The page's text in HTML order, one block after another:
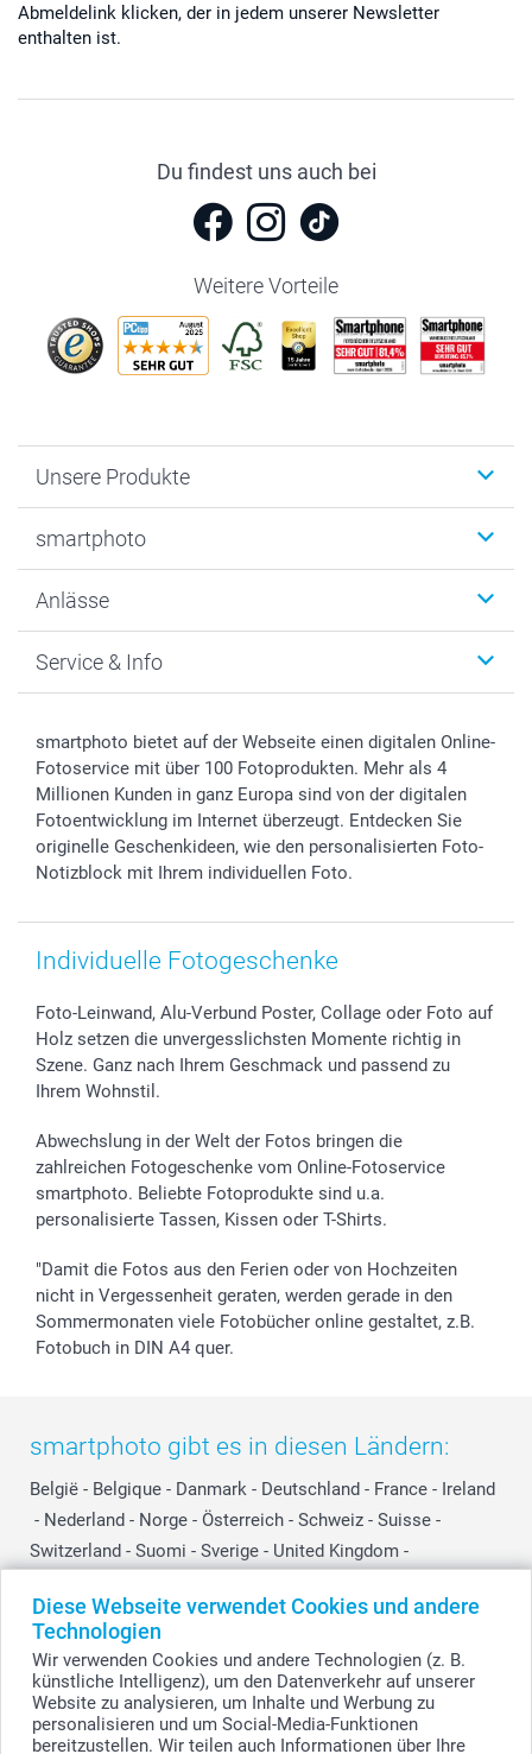
Diese Webseite verwendet Cookies und andere
Technologien
Wir verwenden Cookies und andere Technologien (z. B.
künstliche Intelligenz), um den Datenverkehr auf unserer
Website zu analysieren, um Inhalte und Werbung zu
personalisieren und um Social-Media-Funktionen
bereitzustellen. Wir teilen auch Informationen über Ihre
Abmeldelink klicken, der in jedem unserer Newsletter
enthalten ist.
Du findest uns auch bei
Weitere Vorteile
Unsere Produkte
Fotogeschenke
MyNameBook
Fotoabzüge, Fotos als Buch & Poster
Zubehör & Material
Foto-Kalender & Agenden
Sticker & Etiketten
Geschenk-Gutscheine (PDF)
smartphoto
Warum smartphoto
Datenschutz
Impressum
Presse
Partnerprogramme
Investor Relations
Widerrufsrecht
Anlässe
Neujahr
Muttertag
Vatertag
Kommunion & Konfirmation
Hochzeit
Geburtstag
Zu allen Anlässen
Service & Info
Anmelden /Registrieren
Preise und Versandkosten
Lieferfristen
72h Lieferung
Zahlungsmöglichkeiten
Status der Bestellung
smartfriends
smartbonus
smartphoto bietet auf der Webseite einen digitalen Online-
Fotoservice mit über 100 Fotoprodukten. Mehr als 4
Millionen Kunden in ganz Europa sind von der digitalen
Fotoentwicklung im Internet überzeugt. Entdecken Sie
originelle Geschenkideen, wie den personalisierten Foto-
Notizblock mit Ihrem individuellen Foto.
Individuelle Fotogeschenke
Foto-Leinwand, Alu-Verbund Poster, Collage oder Foto auf
Holz setzen die unvergesslichsten Momente richtig in
Szene. Ganz nach Ihrem Geschmack und passend zu
Ihrem Wohnstil.
Abwechslung in der Welt der Fotos bringen die
zahlreichen Fotogeschenke vom Online-Fotoservice
smartphoto. Beliebte Fotoprodukte sind u.a.
personalisierte Tassen, Kissen oder T-Shirts.
"Damit die Fotos aus den Ferien oder von Hochzeiten
nicht in Vergessenheit geraten, werden gerade in den
Sommermonaten viele Fotobücher online gestaltet, z.B.
Fotobuch in DIN A4 quer.
smartphoto gibt es in diesen Ländern:
België - Belgique - Danmark - Deutschland - France - Ireland
- Nederland - Norge - Österreich - Schweiz - Suisse -
Switzerland - Suomi - Sverige - United Kingdom -
Other Countries
© smartphoto Group. Alle Rechte vorbehalten.
Alle Preise verstehen sich in EURO (€) inkl. MwSt. und zzgl. Versandkosten.